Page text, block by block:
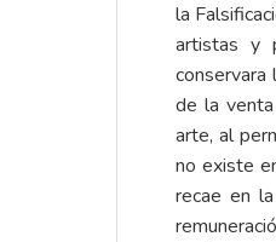
la
artistas y
de la
arte, al
no existe
recae en